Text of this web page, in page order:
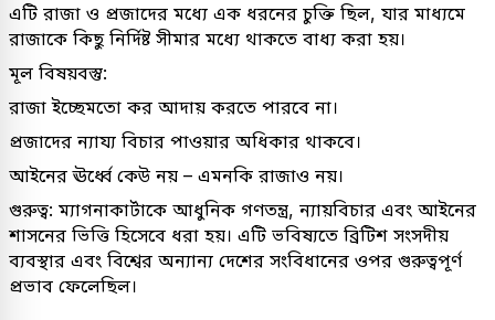
এটি রাজা ও প্রজাদের মধ্যে এক ধরনের চুক্তি ছিল, যার মাধ্যমে
রাজাকে কিছু নির্দিষ্ট সীমার মধ্যে থাকতে বাধ্য করা হয়।
মূল বিষয়বস্তু:
রাজা ইচ্ছেমতো কর আদায় করতে পারবে না।
প্রজাদের ন্যায্য বিচার পাওয়ার অধিকার থাকবে।
আইনের ঊর্ধ্বে কেউ নয় – এমনকি রাজাও নয়।
গুরুত্ব: ম্যাগনাকার্টাকে আধুনিক গণতন্ত্র, ন্যায়বিচার এবং আইনের
শাসনের ভিত্তি হিসেবে ধরা হয়। এটি ভবিষ্যতে ব্রিটিশ সংসদীয়
ব্যবস্থার এবং বিশ্বের অন্যান্য দেশের সংবিধানের ওপর গুরুত্বপূর্ণ
প্রভাব ফেলেছিল।